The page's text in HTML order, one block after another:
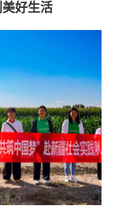
好生活